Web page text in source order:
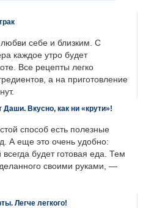
себе и близким. С
каждое утро будет
Все рецепты легко
а на приготовление
Вкусно, как ни «крути»!
способ есть полезные
А еще это очень удобно:
будет готовая еда. Тем
своими руками, —
Легче легкого!